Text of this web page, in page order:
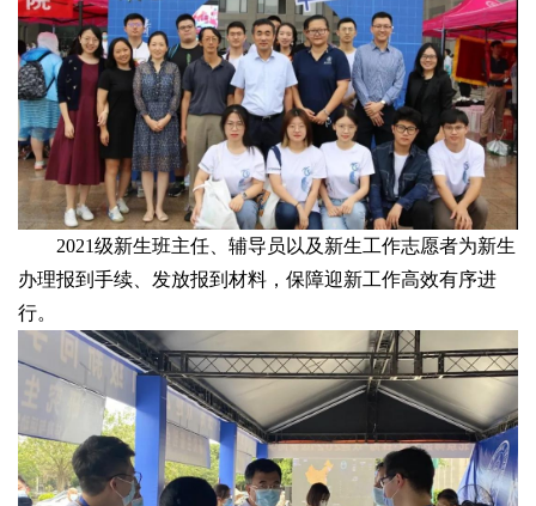
2021级新生班主任、辅导员以及新生工作志愿者为新生
办理报到手续、发放报到材料，保障迎新工作高效有序进
行。